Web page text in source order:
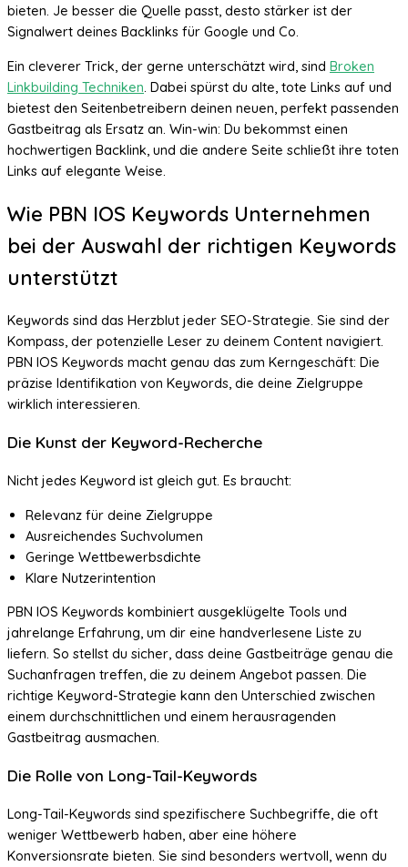
bieten. Je besser die Quelle passt, desto stärker ist der
Signalwert deines Backlinks für Google und Co.
Ein cleverer Trick, der gerne unterschätzt wird, sind Broken
Linkbuilding Techniken . Dabei spürst du alte, tote Links auf und
bietest den Seitenbetreibern deinen neuen, perfekt passenden
Gastbeitrag als Ersatz an. Win-win: Du bekommst einen
hochwertigen Backlink, und die andere Seite schließt ihre toten
Links auf elegante Weise.
Wie PBN IOS Keywords Unternehmen
bei der Auswahl der richtigen Keywords
unterstützt
Keywords sind das Herzblut jeder SEO-Strategie. Sie sind der
Kompass, der potenzielle Leser zu deinem Content navigiert.
PBN IOS Keywords macht genau das zum Kerngeschäft: Die
präzise Identifikation von Keywords, die deine Zielgruppe
wirklich interessieren.
Die Kunst der Keyword-Recherche
Nicht jedes Keyword ist gleich gut. Es braucht:
Relevanz für deine Zielgruppe
Ausreichendes Suchvolumen
Geringe Wettbewerbsdichte
Klare Nutzerintention
PBN IOS Keywords kombiniert ausgeklügelte Tools und
jahrelange Erfahrung, um dir eine handverlesene Liste zu
liefern. So stellst du sicher, dass deine Gastbeiträge genau die
Suchanfragen treffen, die zu deinem Angebot passen. Die
richtige Keyword-Strategie kann den Unterschied zwischen
einem durchschnittlichen und einem herausragenden
Gastbeitrag ausmachen.
Die Rolle von Long-Tail-Keywords
Long-Tail-Keywords sind spezifischere Suchbegriffe, die oft
weniger Wettbewerb haben, aber eine höhere
Konversionsrate bieten. Sie sind besonders wertvoll, wenn du